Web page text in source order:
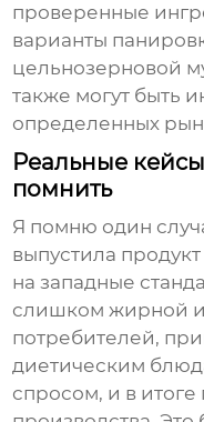
проверенные
варианты
цельнозерновой
также могут быть
определенных
Реальные
помнить
Я помню один
выпустила
на западные
слишком жирной и
потребителей,
диетическим
спросом, и в